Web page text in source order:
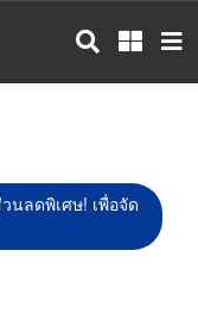
นลดพิเศษ! เพื่อจัด